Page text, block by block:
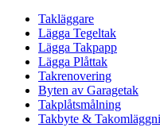
Takläggare
Lägga Tegeltak
Lägga Takpapp
Lägga Plåttak
Takrenovering
Byten av Garagetak
Takplåtsmålning
Takbyte &